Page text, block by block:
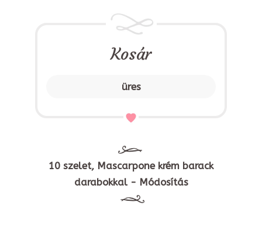
Kosár
üres
10 szelet, Mascarpone krém barack
darabokkal - Módosítás